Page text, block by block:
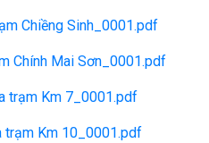
Chiềng Sinh_0001.pdf
Chính Mai Sơn_0001.pdf
trạm Km 7_0001.pdf
trạm Km 10_0001.pdf